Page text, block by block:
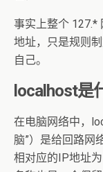
事实上整个 127.*
地址，只是规则
自己。
localhost是
在电脑网络中，
脑”）是给回路网
相对应的IP地址